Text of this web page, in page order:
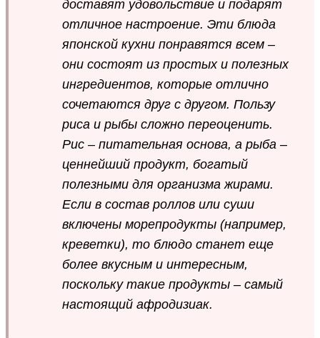
доставят удовольствие и подарят
отличное настроение. Эти блюда
японской кухни понравятся всем –
они состоят из простых и полезных
ингредиентов, которые отлично
сочетаются друг с другом. Пользу
риса и рыбы сложно переоценить.
Рис – питательная основа, а рыба –
ценнейший продукт, богатый
полезными для организма жирами.
Если в состав роллов или суши
включены морепродукты (например,
креветки), то блюдо станет еще
более вкусным и интересным,
поскольку такие продукты – самый
настоящий афродизиак.